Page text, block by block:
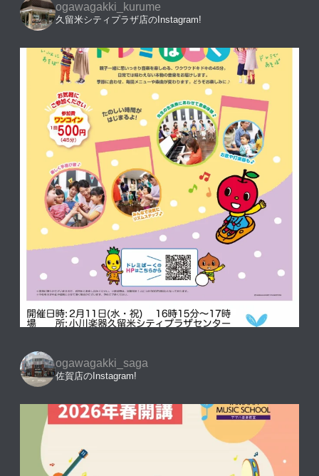
ogawagakki_kurume
久留米シティプラザ店のInstagram!
ogawagakki_saga
佐賀店のInstagram!